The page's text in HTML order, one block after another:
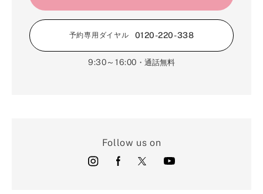
予約専用ダイヤル 0120-220-338
9:30～16:00 ・通話無料
Follow us on